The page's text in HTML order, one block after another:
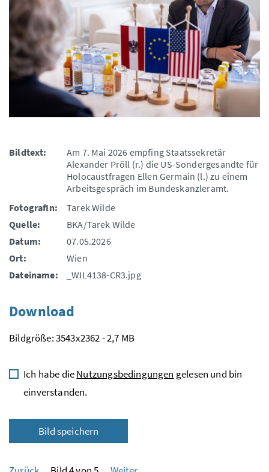
Bildtext:
Am 7. Mai 2026 empfing Staatssekretär
Alexander Pröll (r.) die US-Sondergesandte für
Holocaustfragen Ellen Germain (l.) zu einem
Arbeitsgespräch im Bundeskanzleramt.
FotografIn:
Tarek Wilde
Quelle:
BKA/Tarek Wilde
Datum:
07.05.2026
Ort:
Wien
Dateiname:
_WIL4138-CR3.jpg
Download
Bildgröße: 3543x2362 - 2,7 MB
Ich habe dieNutzungsbedingungen gelesen und bin
einverstanden.
Bild speichern